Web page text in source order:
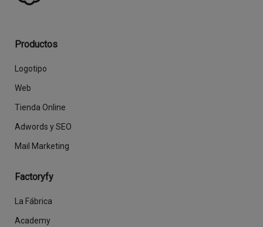
Productos
Logotipo
Web
Tienda Online
Adwords y SEO
Mail Marketing
Factoryfy
La Fábrica
Academy